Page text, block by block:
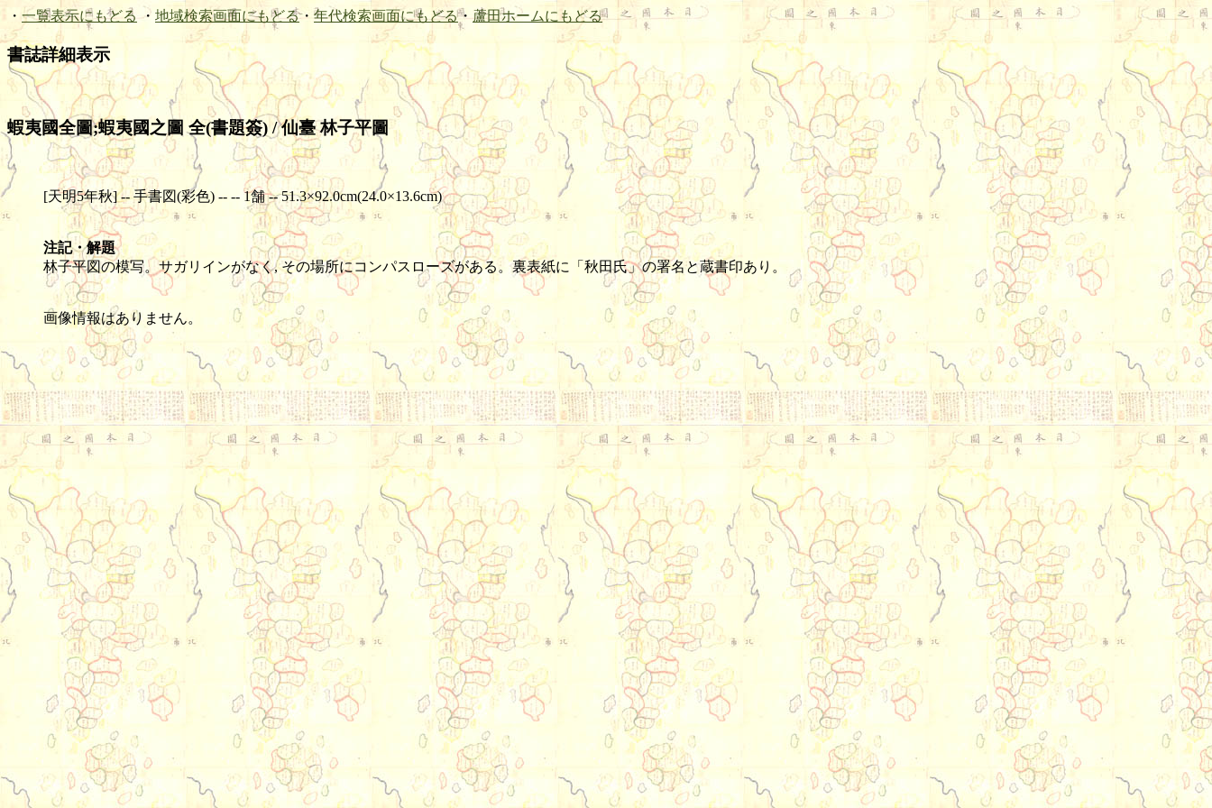
・ 一覧表示にもどる ・ 地域検索画面にもどる・ 年代検索画面にもどる・ 蘆田ホームにもどる
書誌詳細表示
蝦夷國全圖;蝦夷國之圖 全(書題簽) / 仙臺 林子平圖
[天明5年秋] -- 手書図(彩色) -- -- 1舗 -- 51.3×92.0cm(24.0×13.6cm)
注記・解題
林子平図の模写。サガリインがなく, その場所にコンパスローズがある。裏表紙に「秋田氏」の署名と蔵書印あり。
画像情報はありません。